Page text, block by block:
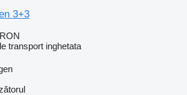
3+3
transport inghetata